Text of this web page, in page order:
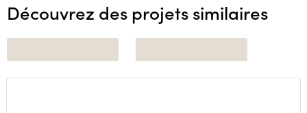
Découvrez des projets similaires